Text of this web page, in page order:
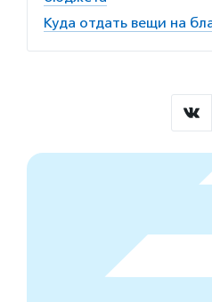
Куда отдать вещи на